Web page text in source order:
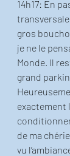
14h17: En
gros
je ne le
Monde. Il
grand
exactement
de ma
vu